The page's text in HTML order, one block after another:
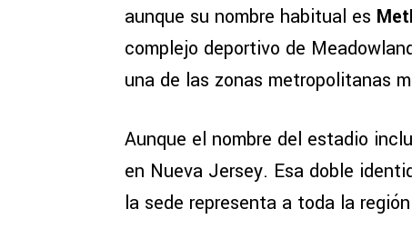
aunque su nombre habitual es
complejo deportivo de
una de las zonas metropolitanas
Aunque el nombre del estadio
en Nueva Jersey. Esa doble
la sede representa a toda la región